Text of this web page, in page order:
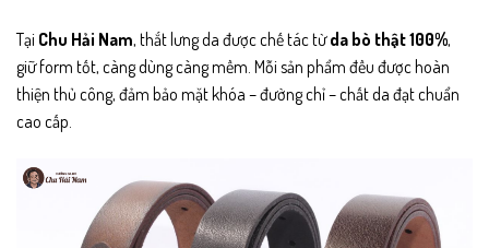
Tại Chu Hải Nam, thắt lưng da được chế tác từda bò thật 100%,
giữ form tốt, càng dùng càng mềm. Mỗi sản phẩm đều được hoàn
thiện thủ công, đảm bảo mặt khóa – đường chỉ – chất da đạt chuẩn
cao cấp.